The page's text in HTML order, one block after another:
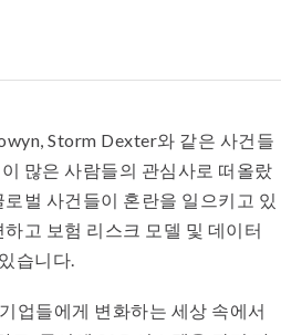
Storm Dexter와 같은 사건들
많은 사람들의 관심사로 떠올랐
벌 사건들이 혼란을 일으키고 있
고 보험 리스크 모델 및 데이터
습니다.
업들에게 변화하는 세상 속에서